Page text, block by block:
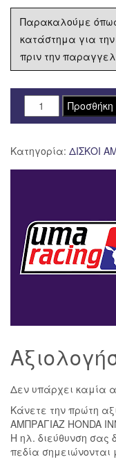
Παρακαλούμε
κατάστημα για την
πριν την
ΔΙΣΚΟΙ
ΑΜΠΡΑΓΙΑΖ
INNOVA
125
UMA
RACING
ποσότητα
Κατηγορία: ΔΙΣΚΟΙ
Δεν υπάρχει καμία
Κάνετε την πρώτη
ΑΜΠΡΑΓΙΑΖ HONDA
Η ηλ. διεύθυνση σας
πεδία σημειώνονται